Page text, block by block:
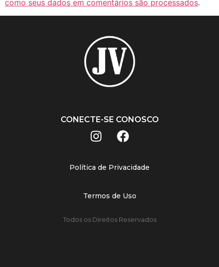
como seus dados em comentários são processados.
CONECTE-SE CONOSCO
Política de Privacidade
Termos de Uso
Todos os Direitos Reservados